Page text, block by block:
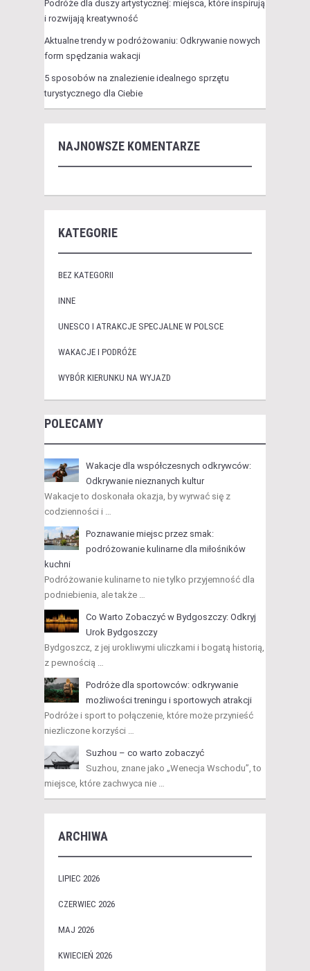
Podróże dla duszy artystycznej: miejsca, które inspirują
i rozwijają kreatywność
Aktualne trendy w podróżowaniu: Odkrywanie nowych
form spędzania wakacji
5 sposobów na znalezienie idealnego sprzętu
turystycznego dla Ciebie
NAJNOWSZE KOMENTARZE
KATEGORIE
BEZ KATEGORII
INNE
UNESCO I ATRAKCJE SPECJALNE W POLSCE
WAKACJE I PODRÓŻE
WYBÓR KIERUNKU NA WYJAZD
POLECAMY
Wakacje dla współczesnych odkrywców:
Odkrywanie nieznanych kultur
Wakacje to doskonała okazja, by wyrwać się z
codzienności i …
Poznawanie miejsc przez smak:
podróżowanie kulinarne dla miłośników
kuchni
Podróżowanie kulinarne to nie tylko przyjemność dla
podniebienia, ale także …
Co Warto Zobaczyć w Bydgoszczy: Odkryj
Urok Bydgoszczy
Bydgoszcz, z jej urokliwymi uliczkami i bogatą historią,
z pewnością …
Podróże dla sportowców: odkrywanie
możliwości treningu i sportowych atrakcji
Podróże i sport to połączenie, które może przynieść
niezliczone korzyści …
Suzhou – co warto zobaczyć
Suzhou, znane jako „Wenecja Wschodu”, to
miejsce, które zachwyca nie …
ARCHIWA
LIPIEC 2026
CZERWIEC 2026
MAJ 2026
KWIECIEŃ 2026